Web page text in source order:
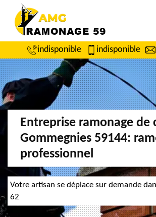
indisponible indisponible
Entreprise ramonage de
Gommegnies 59144:
professionnel
Votre artisan se déplace sur demande
62